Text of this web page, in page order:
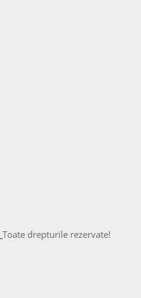
Toate drepturile rezervate!